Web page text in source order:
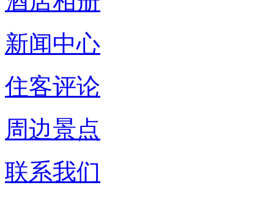
新闻中心
住客评论
周边景点
联系我们